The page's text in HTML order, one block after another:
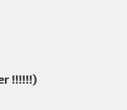
!!!!!!)